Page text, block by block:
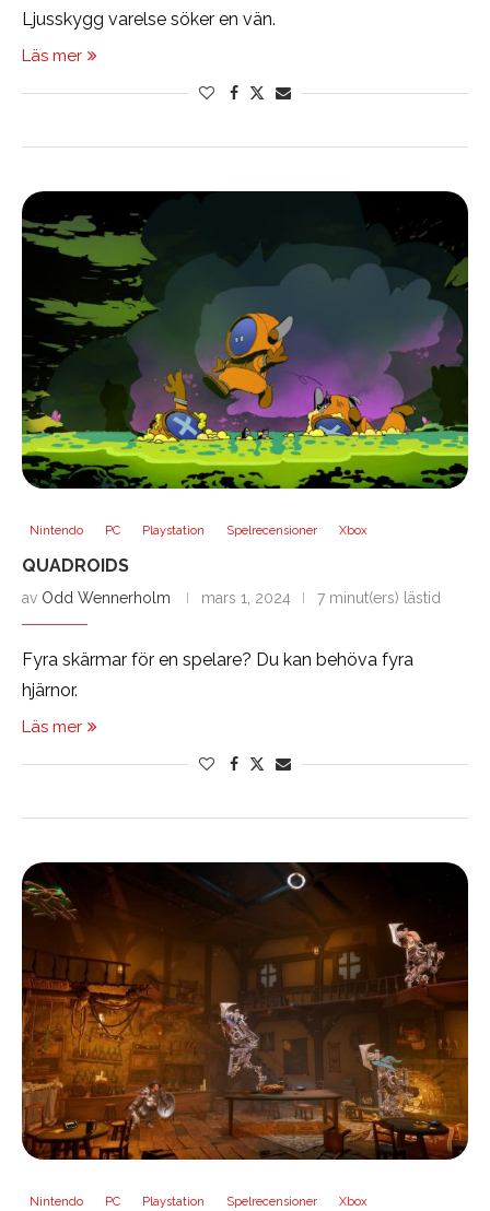
Ljusskygg varelse söker en vän.
Läs mer
Nintendo PC Playstation Spelrecensioner Xbox
QUADROIDS
av Odd Wennerholm mars 1, 2024 7 minut(ers) lästid
Fyra skärmar för en spelare? Du kan behöva fyra
hjärnor.
Läs mer
Nintendo PC Playstation Spelrecensioner Xbox